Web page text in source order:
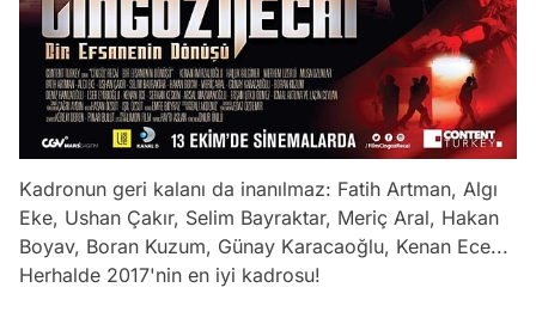
Kadronun geri kalanı da inanılmaz: Fatih Artman, Algı
Eke, Ushan Çakır, Selim Bayraktar, Meriç Aral, Hakan
Boyav, Boran Kuzum, Günay Karacaoğlu, Kenan Ece...
Herhalde 2017'nin en iyi kadrosu!